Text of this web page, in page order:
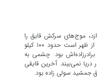
موج‌های سرکش قایق را
آرام نمی‌گذارد. ساعت نزدیک به دو بعد از ظهر است حدود ۱۰۰ کیلو
بود. چشمی به
نمی‌بیند. آخرین قایقی
جمشید سولی زاده بود.